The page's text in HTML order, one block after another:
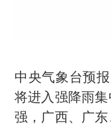
中央气象台预
将进入强降雨
强，广西、广